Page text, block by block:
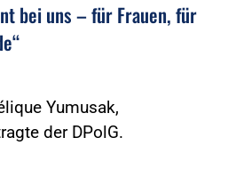
bei uns – für Frauen, für
Yumusak,
der DPolG.